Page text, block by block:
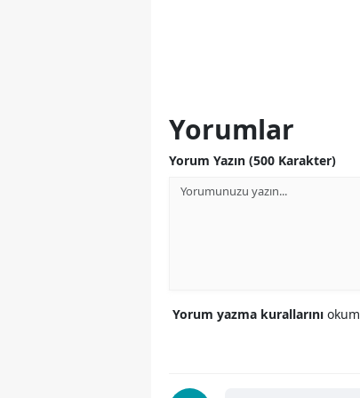
Yorumlar
Yorum Yazın (500 Karakter)
Yorum yazma kurallarını